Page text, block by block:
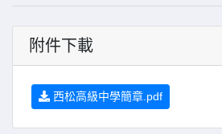
附件下載
西松高級中學簡章.pdf